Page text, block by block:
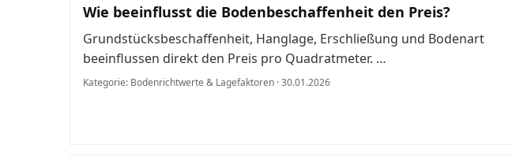
Wie beeinflusst die Bodenbeschaffenheit den Preis?
Grundstücksbeschaffenheit, Hanglage, Erschließung und Bodenart
beeinflussen direkt den Preis pro Quadratmeter. …
Kategorie: Bodenrichtwerte & Lagefaktoren · 30.01.2026